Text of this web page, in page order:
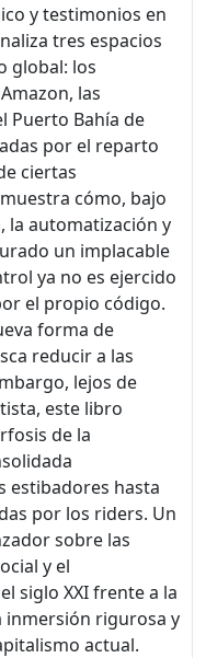
y testimonios en
tres espacios
global: los
las
Puerto Bahía de
por el reparto
ciertas
cómo, bajo
la automatización y
un implacable
ya no es ejercido
el propio código.
forma de
reducir a las
lejos de
este libro
de la
estibadores hasta
por los riders. Un
sobre las
y el
siglo XXI frente a la
inmersión rigurosa y
actual.